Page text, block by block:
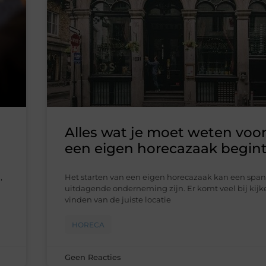
Alles wat je moet weten
een eigen horecazaak
Het starten van een eigen horecazaak kan een
uitdagende onderneming zijn. Er komt veel bij
vinden van de juiste locatie
HORECA
Geen Reacties